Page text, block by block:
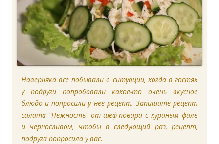
Наверняка все побывали в ситуации, когда в гостях
у подруги попробовали какое-то очень вкусное
блюдо и попросили у неё рецепт. Запишите рецепт
салата "Нежность" от шеф-повара с куриным филе
и черносливом, чтобы в следующий раз, рецепт,
подруга попросила у вас.